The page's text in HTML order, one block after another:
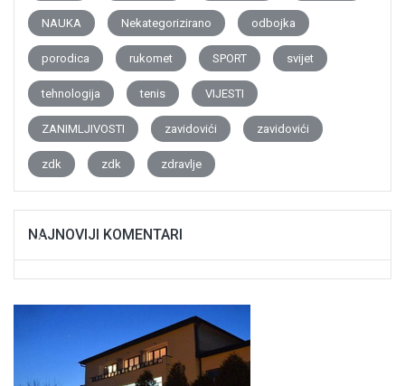
NAUKA Nekategorizirano odbojka
porodica rukomet SPORT svijet
tehnologija tenis VIJESTI
ZANIMLJIVOSTI zavidovići zavidovići
zdk zdk zdravlje
NAJNOVIJI KOMENTARI